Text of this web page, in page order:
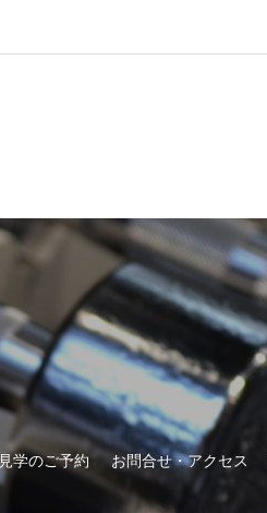
見学のご予約 お問合せ・アクセス